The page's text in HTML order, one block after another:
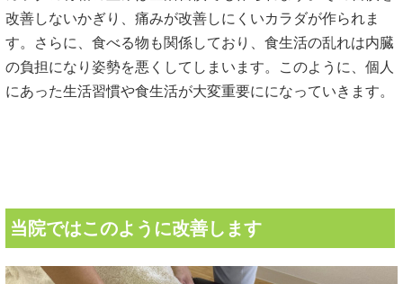
改善しないかぎり、痛みが改善しにくいカラダが作られま
す。さらに、食べる物も関係しており、食生活の乱れは内臓
の負担になり姿勢を悪くしてしまいます。このように、個人
にあった生活習慣や食生活が大変重要にになっていきます。
当院ではこのように改善します